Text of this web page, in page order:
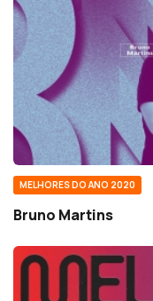
MELHORES DO ANO 2020
Bruno Martins